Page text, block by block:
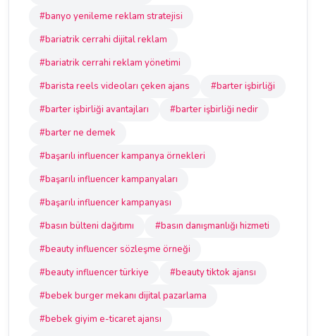
#banyo yenileme reklam stratejisi
#bariatrik cerrahi dijital reklam
#bariatrik cerrahi reklam yönetimi
#barista reels videoları çeken ajans
#barter işbirliği
#barter işbirliği avantajları
#barter işbirliği nedir
#barter ne demek
#başarılı influencer kampanya örnekleri
#başarılı influencer kampanyaları
#başarılı influencer kampanyası
#basın bülteni dağıtımı
#basın danışmanlığı hizmeti
#beauty influencer sözleşme örneği
#beauty influencer türkiye
#beauty tiktok ajansı
#bebek burger mekanı dijital pazarlama
#bebek giyim e-ticaret ajansı